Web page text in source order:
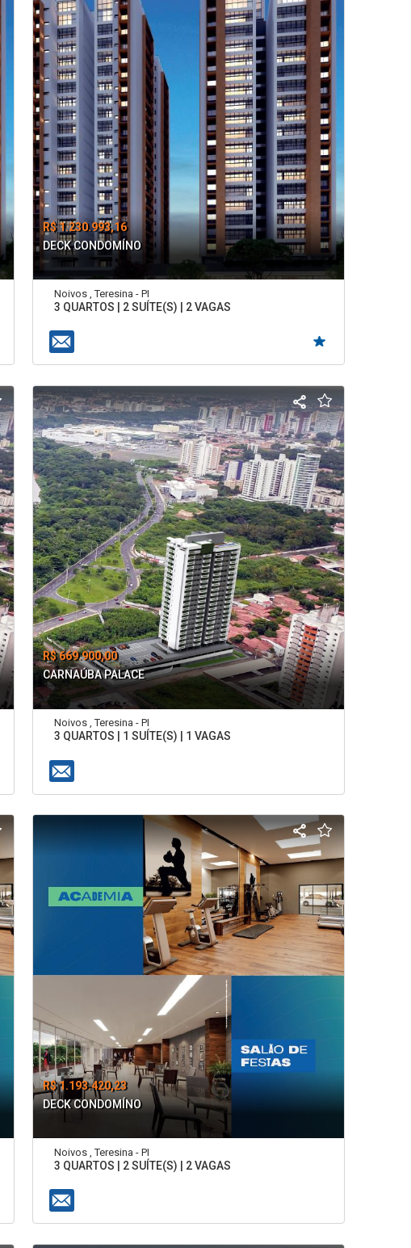
R$ 1.230.993,16
DECK CONDOMÍNO
Noivos , Teresina - PI
3 QUARTOS | 2 SUÍTE(S) | 2 VAGAS
R$ 669.900,00
CARNAÚBA PALACE
Noivos , Teresina - PI
3 QUARTOS | 1 SUÍTE(S) | 1 VAGAS
R$ 1.193.420,23
DECK CONDOMÍNO
Noivos , Teresina - PI
3 QUARTOS | 2 SUÍTE(S) | 2 VAGAS